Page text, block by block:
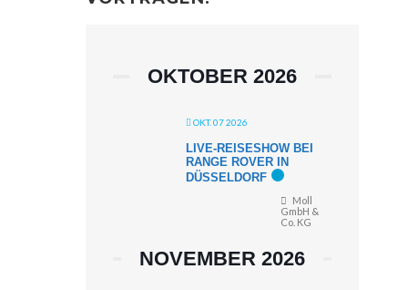
OKTOBER 2026
OKT. 07 2026
LIVE-REISESHOW BEI
RANGE ROVER IN
DÜSSELDORF
Moll
GmbH &
Co. KG
NOVEMBER 2026